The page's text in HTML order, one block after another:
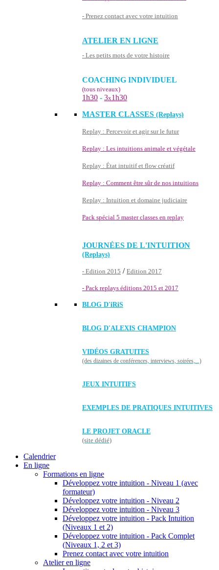
- Prenez contact avec votre intuition
ATELIER EN LIGNE
- Les petits mots de votre histoire
COACHING INDIVIDUEL
(tous niveaux)
1h30 - 3x1h30
MASTER CLASSES (Replays)
Replay : Percevoir et agir sur le futur
Replay : Les intuitions animale et végétale
Replay : État intuitif et flow créatif
Replay : Comment être sûr de nos intuitions
Replay : Intuition et domaine judiciaire
Pack spécial 5 master classes en replay
JOURNÉES DE L'INTUITION
(Replays)
- Edition 2015 / Edition 2017
- Pack replays éditions 2015 et 2017
BLOG D'iRiS
BLOG D'ALEXIS CHAMPION
VIDÉOS GRATUITES
(des dizaines de conférences, interviews, soirées,...)
JEUX INTUITIFS
EXEMPLES DE PRATIQUES INTUITIVES
LE PROJET ORACLE
(site dédié)
Calendrier
En ligne
Formations en ligne
Développez votre intuition - Niveau 1 (avec
formateur)
Développez votre intuition - Niveau 2
Développez votre intuition - Niveau 3
Développez votre intuition - Pack Intuition
(Niveaux 1 et 2)
Développez votre intuition - Pack Complet
(Niveaux 1, 2 et 3)
Prenez contact avec votre intuition
Atelier en ligne